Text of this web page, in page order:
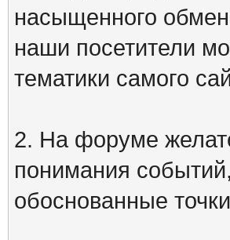
насыщенного
наши посетители
тематики самого
2. На форуме
понимания
обоснованные